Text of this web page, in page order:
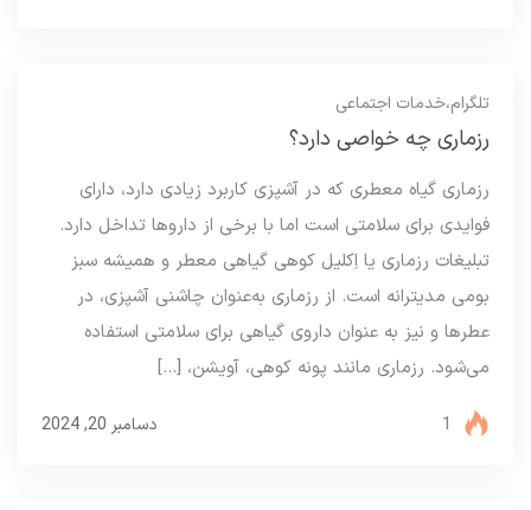
تلگرام،خدمات اجتماعی
رزماری چه خواصی دارد؟
رزماری گیاه معطری که در آشپزی کاربرد زیادی دارد، دارای
فوایدی برای سلامتی است اما با برخی از داروها تداخل دارد.
تبلیغات رزماری یا اِکلیل کوهی گیاهی معطر و همیشه سبز
بومی مدیترانه است. از رزماری به‌عنوان چاشنی آشپزی، در
عطرها و نیز به عنوان داروی گیاهی برای سلامتی استفاده
می‌شود. رزماری مانند پونه کوهی، آویشن، […]
دسامبر 20, 2024 1